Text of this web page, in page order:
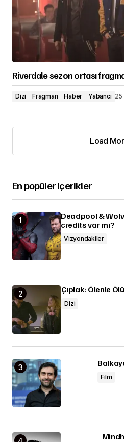
Riverdale sezon ortası
Dizi Fragman Haber Yabancı 25
Load
Load
En popüler içerikler
Deadpool &
credits var mı?
Vizyondakiler
Çıplak: Ölenle
Dizi
Film